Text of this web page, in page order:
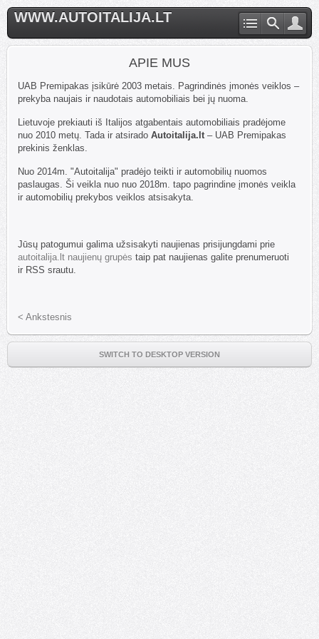
WWW.AUTOITALIJA.LT
APIE MUS
UAB Premipakas įsikūrė 2003 metais. Pagrindinės įmonės veiklos –
prekyba naujais ir naudotais automobiliais bei jų nuoma.
Lietuvoje prekiauti iš Italijos atgabentais automobiliais pradėjome
nuo 2010 metų. Tada ir atsirado Autoitalija.lt– UAB Premipakas
prekinis ženklas.
Nuo 2014m. "Autoitalija" pradėjo teikti ir automobilių nuomos
paslaugas. Ši veikla nuo nuo 2018m. tapo pagrindine įmonės veikla
ir automobilių prekybos veiklos atsisakyta.
Jūsų patogumui galima užsisakyti naujienas prisijungdami prie
autoitalija.lt naujienų grupės taip pat naujienas galite prenumeruoti
ir RSS srautu.
< Ankstesnis
SWITCH TO DESKTOP VERSION